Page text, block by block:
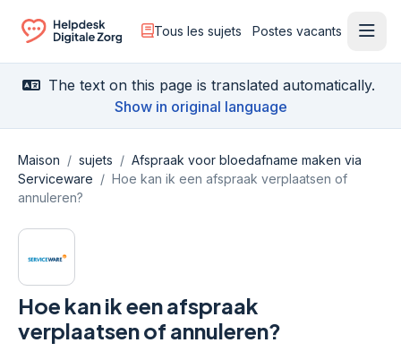
Ga naar de homepagina
Tous les sujets Postes vacants
The text on this page is translated automatically.
Show in original language
Maison / sujets / Afspraak voor bloedafname maken via
Serviceware / Hoe kan ik een afspraak verplaatsen of
annuleren?
Hoe kan ik een afspraak
verplaatsen of annuleren?